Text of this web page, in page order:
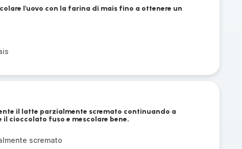
l'uovo con la farina di mais fino a ottenere un
il latte parzialmente scremato continuando a
il cioccolato fuso e mescolare bene.
scremato